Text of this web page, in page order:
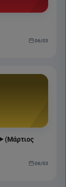
06/03
(Μάρτιος
06/03